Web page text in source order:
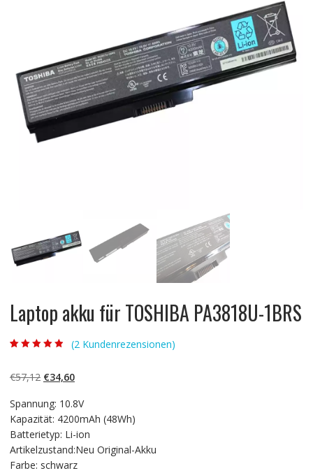
Laptop akku für TOSHIBA PA3818U-1BRS
basierend auf
Kundenbewert
(2 Kundenrezensionen)
€57,12 Ursprünglicher
war:
€57,12
€34,60Aktueller
ist:
€34,60.
Spannung: 10.8V
Kapazität: 4200mAh (48Wh)
Batterietyp: Li-ion
Artikelzustand:Neu Original-Akku
Farbe: schwarz